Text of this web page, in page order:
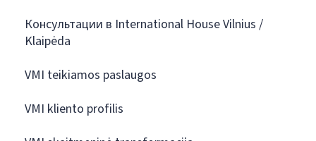
Консультации в International House Vilnius /
Klaipėda
VMI teikiamos paslaugos
VMI kliento profilis